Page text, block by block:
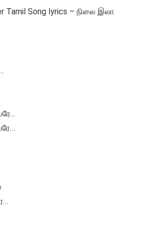
Tamil Song lyrics – நிலை இலா